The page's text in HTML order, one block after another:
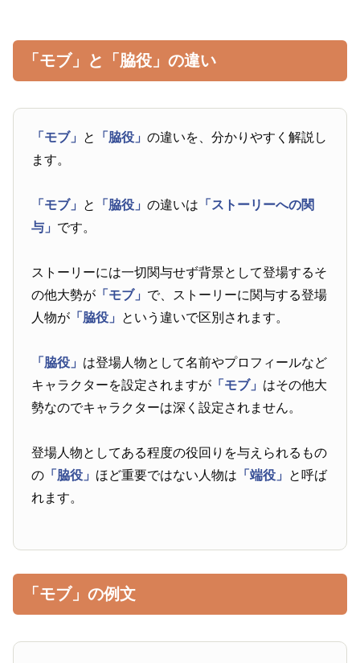
「モブ」と「脇役」の違い
「モブ」 と 「脇役」の違いを、分かりやすく解説し
ます。
「モブ」 と 「脇役」の違いは 「ストーリーへの関
与」 です。
ストーリーには一切関与せず背景として登場するそ
の他大勢が 「モブ」 で、ストーリーに関与する登場
人物が 「脇役」 という違いで区別されます。
「脇役」 は登場人物として名前やプロフィールなど
キャラクターを設定されますが 「モブ」 はその他大
勢なのでキャラクターは深く設定されません。
登場人物としてある程度の役回りを与えられるもの
の 「脇役」 ほど重要ではない人物は 「端役」 と呼ば
れます。
「モブ」の例文